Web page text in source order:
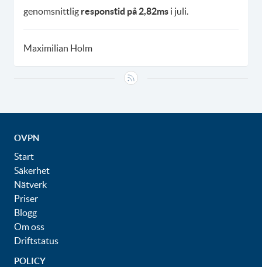
genomsnittlig responstid på 2,82ms i juli.
Maximilian Holm
OVPN
Start
Säkerhet
Nätverk
Priser
Blogg
Om oss
Driftstatus
POLICY